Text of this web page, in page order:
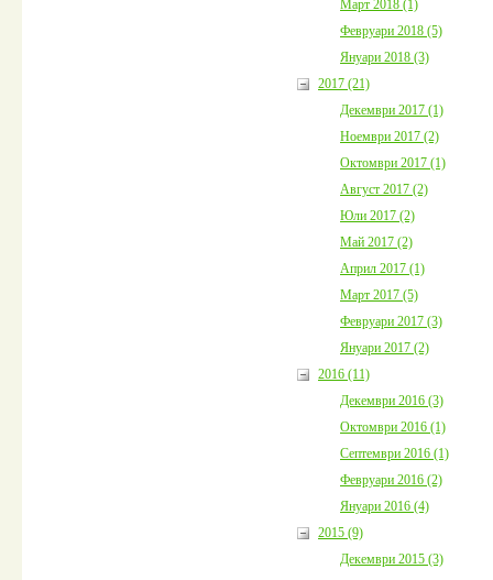
Март 2018 (1)
Февруари 2018 (5)
Януари 2018 (3)
2017 (21)
Декември 2017 (1)
Ноември 2017 (2)
Октомври 2017 (1)
Август 2017 (2)
Юли 2017 (2)
Май 2017 (2)
Април 2017 (1)
Март 2017 (5)
Февруари 2017 (3)
Януари 2017 (2)
2016 (11)
Декември 2016 (3)
Октомври 2016 (1)
Септември 2016 (1)
Февруари 2016 (2)
Януари 2016 (4)
2015 (9)
Декември 2015 (3)